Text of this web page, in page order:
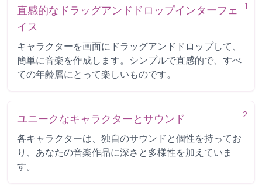
1
直感的なドラッグアンドドロップインターフェ
イス
キャラクターを画面にドラッグアンドドロップして、
簡単に音楽を作成します。シンプルで直感的で、すべ
ての年齢層にとって楽しいものです。
2
ユニークなキャラクターとサウンド
各キャラクターは、独自のサウンドと個性を持ってお
り、あなたの音楽作品に深さと多様性を加えていま
す。